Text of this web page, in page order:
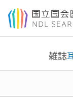
本文へ移動
雑誌